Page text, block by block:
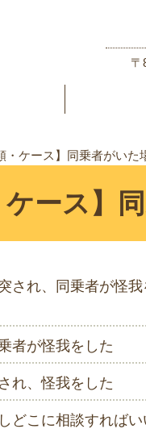
〒
・ケース】同乗者がいた
ケース】
され、同乗者が怪我
者が怪我をした
れ、怪我をした
どこに相談すればい